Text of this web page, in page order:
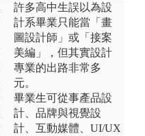
許多高中生誤以為設
計系畢業只能當「畫
圖設計師」或「接案
美編」，但其實設計
專業的出路非常多
元。
畢業生可從事產品設
計、品牌與視覺設
計、互動媒體、UI/UX